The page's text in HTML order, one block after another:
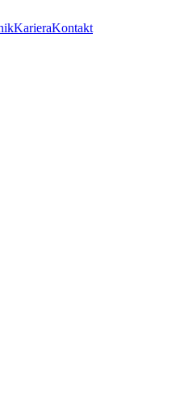
KarieraKontakt